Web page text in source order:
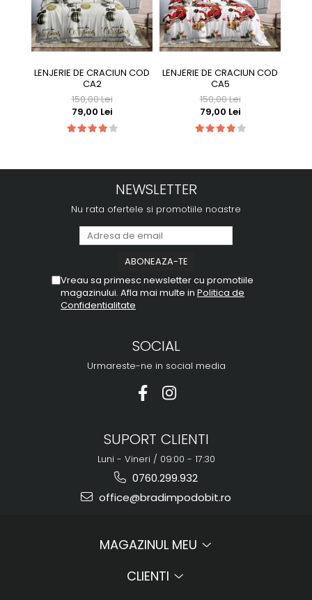
LENJERIE DE CRACIUN COD
CA2
150,00 Lei
79,00 Lei
LENJERIE DE CRACIUN COD
CA5
150,00 Lei
79,00 Lei
NEWSLETTER
Nu rata ofertele si promotiile noastre
Vreau sa primesc newsletter cu promotiile
magazinului. Afla mai multe in Politica de
Confidentialitate
SOCIAL
Urmareste-ne in social media
SUPORT CLIENTI
Luni - Vineri / 09:00 - 17:30
0760.299.932
office@bradimpodobit.ro
MAGAZINUL MEU
CLIENTI